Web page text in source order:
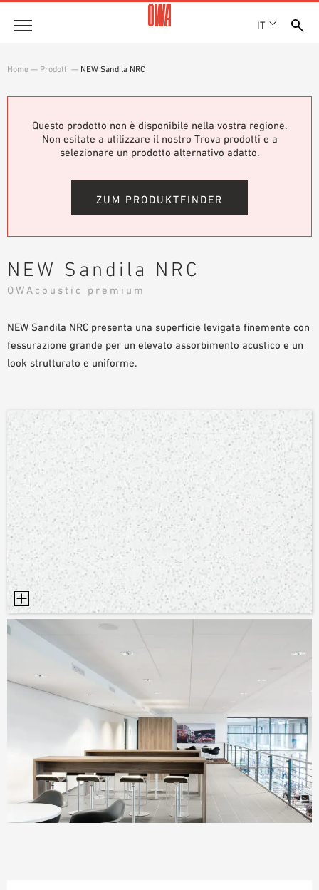
IT
Prodotti
PANORAMICA PRODOTTI
RICERCA GUIDATA
Soluzioni
CAMPI D’APPLICAZIONE
CAPITOLATI D’APPALTO
DOWNLOAD
AUSILII PER LA PROGETTAZIONE
Home — Prodotti — NEW Sandila NRC
Questo prodotto non è disponibile nella vostra regione.
Non esitate a utilizzare il nostro Trova prodotti e a
selezionare un prodotto alternativo adatto.
ZUM PRODUKTFINDER
NEW Sandila NRC
OWAcoustic premium
NEW Sandila NRC presenta una superficie levigata finemente con
fessurazione grande per un elevato assorbimento acustico e un
look strutturato e uniforme.